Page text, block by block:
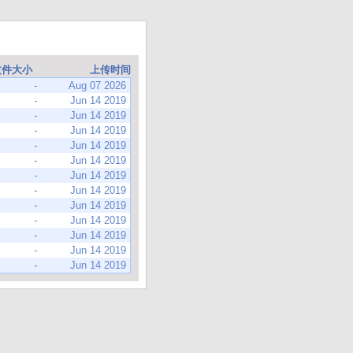
大小
上传时间
-
Aug 07 2026
-
Jun 14 2019
-
Jun 14 2019
-
Jun 14 2019
-
Jun 14 2019
-
Jun 14 2019
-
Jun 14 2019
-
Jun 14 2019
-
Jun 14 2019
-
Jun 14 2019
-
Jun 14 2019
-
Jun 14 2019
-
Jun 14 2019